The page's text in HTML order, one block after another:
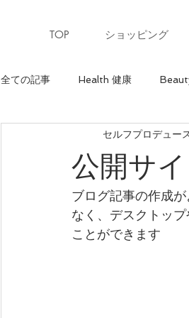
TOP ショッピング
全ての記事 Health 健康
骨格診断【ウェーブ
パーソナルカラー【夏】 パー
公開サ
セルフプロデュー
ブログ記事の作成
なく、デスクトッ
ことができます